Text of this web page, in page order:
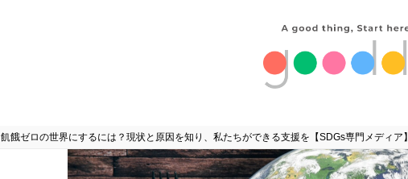
飢餓ゼロの世界にするには？現状と原因を知り、私たちができる支援を【SDGs専門メディア】